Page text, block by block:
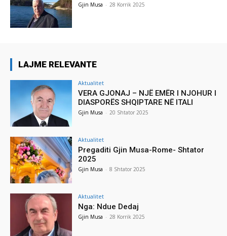
Gjin Musa - 28 Korrik 2025
LAJME RELEVANTE
Aktualitet
VERA GJONAJ – NJË EMËR I NJOHUR I
DIASPORËS SHQIPTARE NË ITALI
Gjin Musa - 20 Shtator 2025
Aktualitet
Pregaditi Gjin Musa-Rome- Shtator
2025
Gjin Musa - 8 Shtator 2025
Aktualitet
Nga: Ndue Dedaj
Gjin Musa - 28 Korrik 2025